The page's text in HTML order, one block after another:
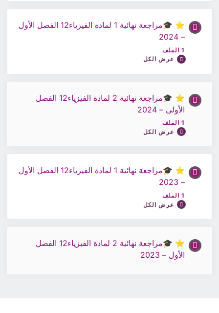
محتوى الدرس
2025
⭐ 🎓مراجعة نهائية 1 لمادة الفيزياء12 الفصل الأول
– 2024
1 الملف
عرض الكل
محتوى الدرس
0% مكتمل
⭐ 🎓مراجعة نهائية 2 لمادة الفيزياء12 الفصل
الأولى – 2024
1 الملف
عرض الكل
محتوى الدرس
0% مكتمل
⭐ 🎓مراجعة نهائية 1 لمادة الفيزياء12 الفصل الأول
– 2023
1 الملف
عرض الكل
محتوى الدرس
0% مكتمل
⭐ 🎓مراجعة نهائية 2 لمادة الفيزياء12 الفصل
الأول – 2023